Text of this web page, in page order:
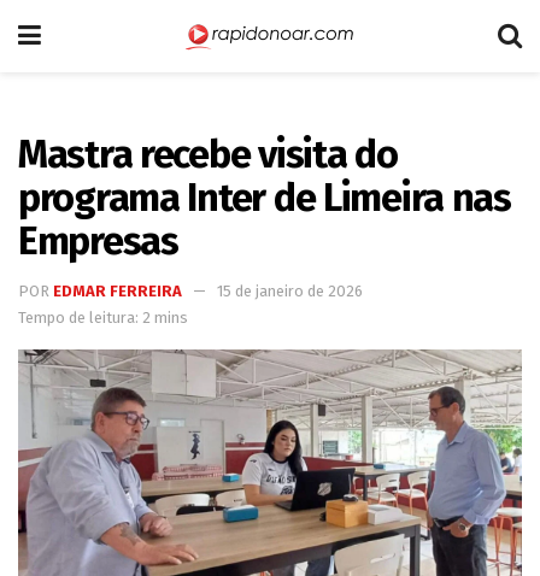
Mastra recebe visita do
programa Inter de Limeira nas
Empresas
POR EDMAR FERREIRA
15 de janeiro de 2026
Tempo de leitura: 2 mins